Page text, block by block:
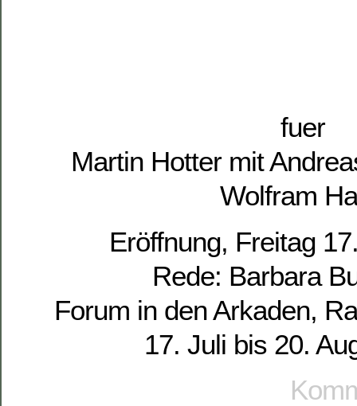
fuer
Martin Hotter mit
Wolfram
Eröffnung, Freitag
Rede: Barbara
Forum in den Arkaden,
17. Juli bis 20.